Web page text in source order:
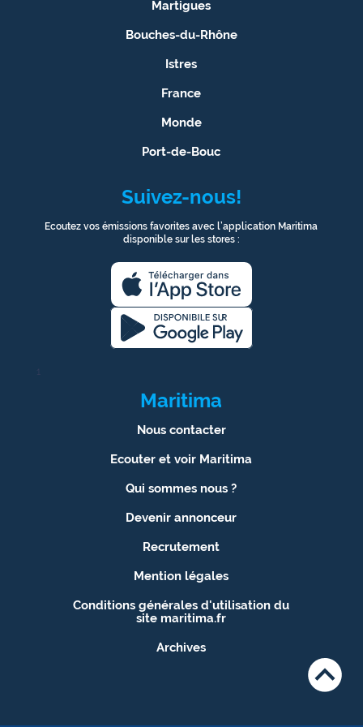
Martigues
Bouches-du-Rhône
Istres
France
Monde
Port-de-Bouc
Suivez-nous!
Ecoutez vos émissions favorites avec l’application Maritima
disponible sur les stores :
1
Maritima
Nous contacter
Ecouter et voir Maritima
Qui sommes nous ?
Devenir annonceur
Recrutement
Mention légales
Conditions générales d'utilisation du
site maritima.fr
Archives